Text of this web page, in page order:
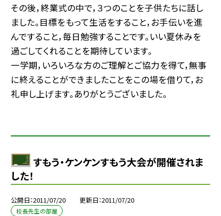
その後，終業式の中で，３つのことを子供たちに話し
ました。目標をもって生活をすること，お手伝いを進
んですること，毎日勉強することです。いい夏休みを
過ごしてくれることを期待しています。
一学期，いろいろな方のご理解とご協力を得て，無事
に終えることができましたことをこの場を借りて，お
礼申し上げます。ありがとうございました。
すもう・ケンケンすもう大会が開催されま
した！
公開日 2011/07/20 更新日 2011/07/20
校長先生の部屋